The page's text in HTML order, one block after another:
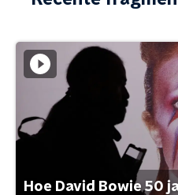
Hoe David Bowie 50